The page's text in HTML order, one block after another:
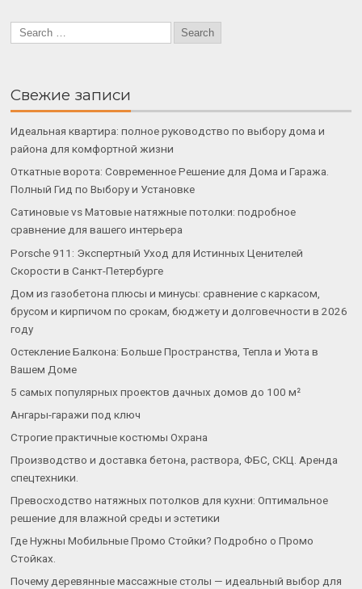
Свежие записи
Идеальная квартира: полное руководство по выбору дома и
района для комфортной жизни
Откатные ворота: Современное Решение для Дома и Гаража.
Полный Гид по Выбору и Установке
Сатиновые vs Матовые натяжные потолки: подробное
сравнение для вашего интерьера
Porsche 911: Экспертный Уход для Истинных Ценителей
Скорости в Санкт-Петербурге
Дом из газобетона плюсы и минусы: сравнение с каркасом,
брусом и кирпичом по срокам, бюджету и долговечности в 2026
году
Остекление Балкона: Больше Пространства, Тепла и Уюта в
Вашем Доме
5 самых популярных проектов дачных домов до 100 м²
Ангары-гаражи под ключ
Строгие практичные костюмы Охрана
Производство и доставка бетона, раствора, ФБС, СКЦ. Аренда
спецтехники.
Превосходство натяжных потолков для кухни: Оптимальное
решение для влажной среды и эстетики
Где Нужны Мобильные Промо Стойки? Подробно о Промо
Стойках.
Почему деревянные массажные столы — идеальный выбор для